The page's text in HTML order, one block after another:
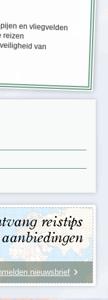
en vliegvelden
reizen
van
reistips
nieuwsbrief